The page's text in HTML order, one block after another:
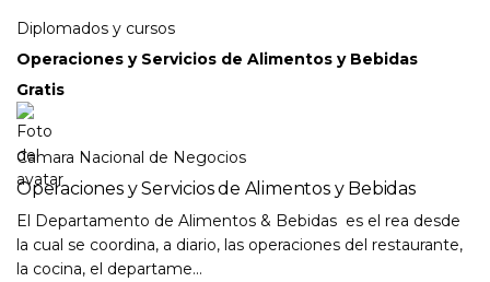
Diplomados y cursos
Operaciones y Servicios de Alimentos y Bebidas
Gratis
Camara Nacional de Negocios
Operaciones y Servicios de Alimentos y Bebidas
El Departamento de Alimentos & Bebidas es el rea desde
la cual se coordina, a diario, las operaciones del restaurante,
la cocina, el departame...